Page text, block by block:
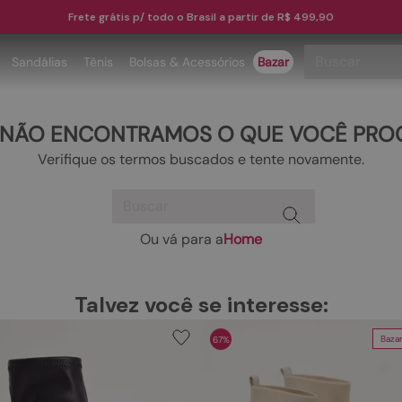
Frete grátis p/ todo o Brasil a partir de R$ 499,90
Sandálias Tênis Bolsas & Acessórios Bazar
ENCONTRAMOS O QUE VOCÊ
Verifique os termos buscados e tente novamente.
Ou vá para aHome
Talvez você se interesse:
Bazar
67%
1º
papete
2º
rasteira
9º
couro
TERMOS MAIS BUSCADOS
rasteira
bota